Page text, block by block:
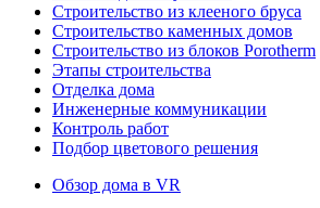
Строительство из клееного бруса
Строительство каменных домов
Строительство из блоков Porotherm
Этапы строительства
Отделка дома
Инженерные коммуникации
Контроль работ
Подбор цветового решения
Обзор дома в VR